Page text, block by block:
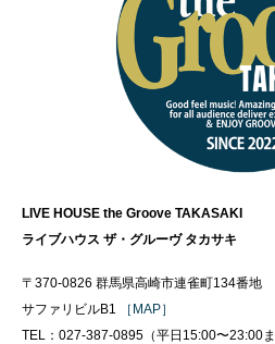
LIVE HOUSE the Groove TAKASAKI
ライブハウス ザ・グルーヴ タカサキ
〒370-0826 群馬県高崎市連雀町134番地
サファリビルB1
［MAP］
TEL：027-387-0895（平日15:00〜23:00ま